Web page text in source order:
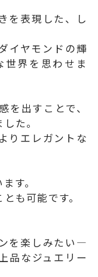
を表現した、し
イヤモンドの輝
界を思わせま
出すことで、
た。
りエレガントな
す。
も可能です。
を楽しみたい―
品なジュエリー